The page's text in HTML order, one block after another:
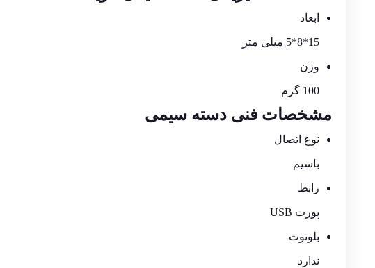
ابعاد
15*8*5 میلی متر
وزن
100 گرم
مشخصات فنی دسته سیمی
نوع اتصال
باسیم
رابط
پورت USB
بلوتوث
ندارد